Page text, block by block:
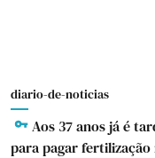
diario-de-noticias
Aos 37 anos já é
para pagar